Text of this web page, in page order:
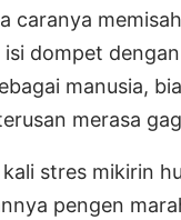
caranya
isi dompet
manusia,
merasa
kali stres mikirin
pengen